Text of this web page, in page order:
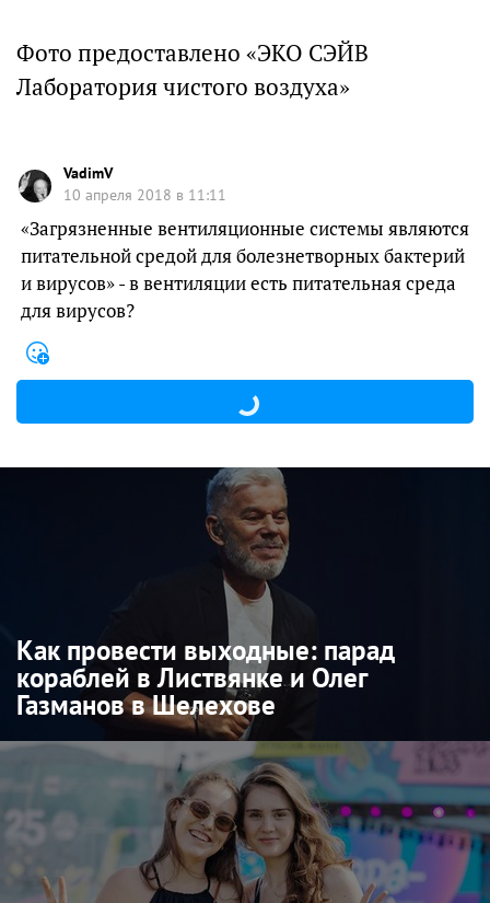
Фото предоставлено «ЭКО СЭЙВ
Лаборатория чистого воздуха»
VadimV
10 апреля 2018 в 11:11
«Загрязненные вентиляционные системы являются
питательной средой для болезнетворных бактерий
и вирусов» - в вентиляции есть питательная среда
для вирусов?
Как провести выходные: парад
кораблей в Листвянке и Олег
Газманов в Шелехове